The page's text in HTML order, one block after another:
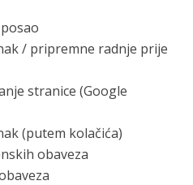
/ pripremne radnje prije
stranice (Google
(putem kolačića)
obaveza